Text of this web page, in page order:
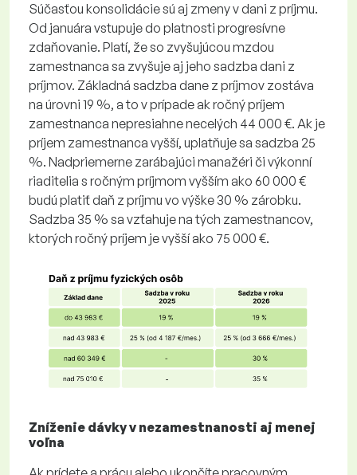
Súčasťou konsolidácie sú aj zmeny v dani z príjmu.
Od januára vstupuje do platnosti progresívne
zdaňovanie. Platí, že so zvyšujúcou mzdou
zamestnanca sa zvyšuje aj jeho sadzba dani z
príjmov. Základná sadzba dane z príjmov zostáva
na úrovni 19 %, a to v prípade ak ročný príjem
zamestnanca nepresiahne necelých 44 000 €. Ak je
príjem zamestnanca vyšší, uplatňuje sa sadzba 25
%. Nadpriemerne zarábajúci manažéri či výkonní
riaditelia s ročným príjmom vyšším ako 60 000 €
budú platiť daň z príjmu vo výške 30 % zárobku.
Sadzba 35 % sa vzťahuje na tých zamestnancov,
ktorých ročný príjem je vyšší ako 75 000 €.
Zníženie dávky v nezamestnanosti aj menej
voľna